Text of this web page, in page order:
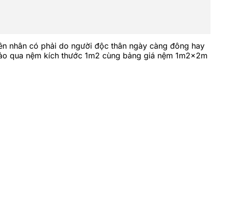
nhân có phải do người độc thân ngày càng đông hay
qua nệm kích thước 1m2 cùng bảng giá nệm 1m2x2m